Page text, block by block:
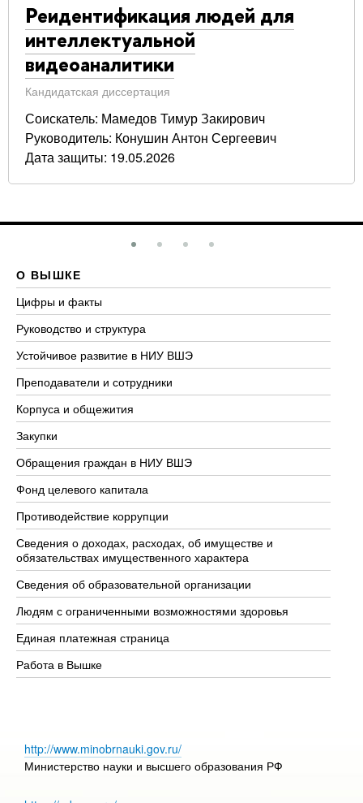
Реидентификация людей для
интеллектуальной
видеоаналитики
Кандидатская диссертация
Соискатель: Мамедов Тимур Закирович
Руководитель: Конушин Антон Сергеевич
Дата защиты: 19.05.2026
О ВЫШКЕ
Цифры и факты
Руководство и структура
Устойчивое развитие в НИУ ВШЭ
Преподаватели и сотрудники
Корпуса и общежития
Закупки
Обращения граждан в НИУ ВШЭ
Фонд целевого капитала
Противодействие коррупции
Сведения о доходах, расходах, об имуществе и
обязательствах имущественного характера
Сведения об образовательной организации
Людям с ограниченными возможностями здоровья
Единая платежная страница
Работа в Вышке
http://www.minobrnauki.gov.ru/
Министерство науки и высшего образования РФ